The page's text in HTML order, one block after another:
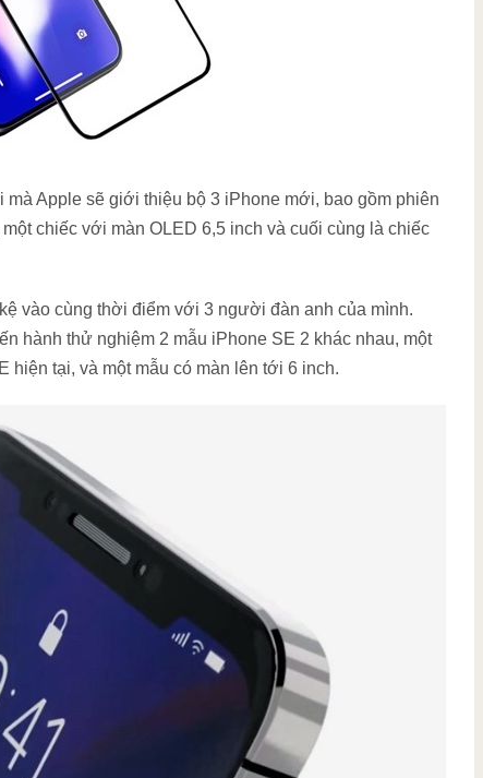
Apple sẽ giới thiệu bộ 3 iPhone mới, bao gồm phiên
chiếc với màn OLED 6,5 inch và cuối cùng là chiếc
vào cùng thời điểm với 3 người đàn anh của mình.
hành thử nghiệm 2 mẫu iPhone SE 2 khác nhau, một
tại, và một mẫu có màn lên tới 6 inch.